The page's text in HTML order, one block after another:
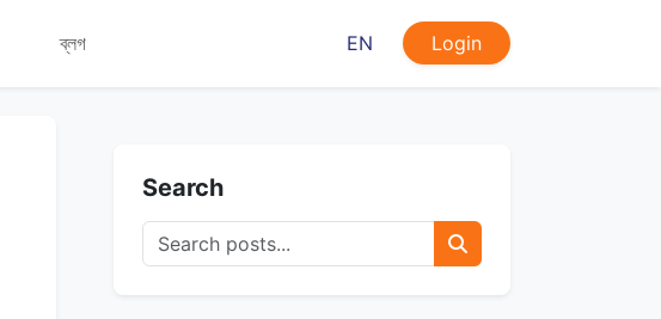
ব্লগ EN Login
Search